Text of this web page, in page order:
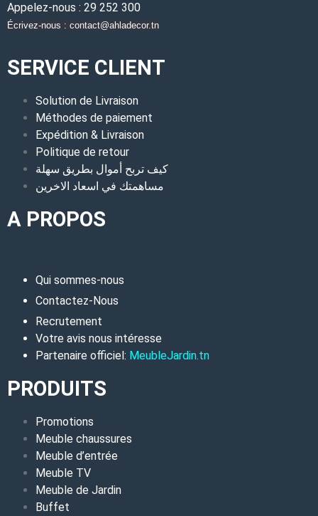
Appelez-nous : 29 252 300
Écrivez-nous : contact@ahladecor.tn
SERVICE CLIENT
Solution de Livraison
Méthodes de paiement
Expédition & Livraison
Politique de retour
كيف تربح أموال بطريق سهلة
مساهمتك في اسعاد الاخرين
A PROPOS
Qui sommes-nous
Contactez-Nous
Recrutement
Votre avis nous intéresse
Partenaire officiel: MeubleJardin.tn
PRODUITS
Promotions
Meuble chaussures
Meuble d’entrée
Meuble TV
Meuble de Jardin
Buffet